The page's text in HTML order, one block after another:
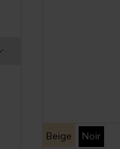
Beige Noir